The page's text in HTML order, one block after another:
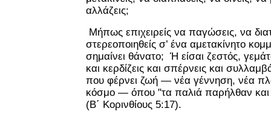
αλλάζεις;
Μήπως επιχειρείς να παγώσεις, να
στερεοποιηθείς σ’ ένα αμετακίνητο
σημαίνει θάνατο; Ή είσαι ζεστός,
και κερδίζεις και σπέρνεις και
που φέρνει ζωή — νέα γέννηση, νέα
κόσμο — όπου "τα παλιά παρήλθαν και
(Β΄ Κορινθίους 5:17).